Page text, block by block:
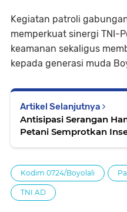
Kegiatan patroli
memperkuat sinergi TNI-
keamanan sekaligus
kepada generasi muda
Artikel Selanjutnya
Antisipasi Serangan
Petani Semprotkan
Kodim 0724/Boyolali
TNI AD